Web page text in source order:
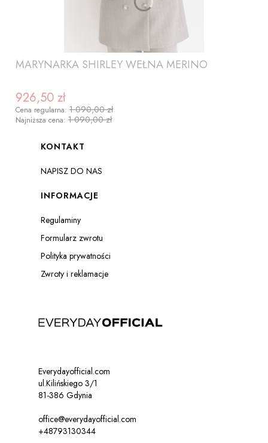
MARYNARKA SHIRLEY WEŁNA MERINO
Cena promocyjna
926,50 zł
Cena regularna: 1 090,00 zł
Najniższa cena: 1 090,00 zł
ZOBACZ PRODUKT
Linki w stopce
KONTAKT
NAPISZ DO NAS
INFORMACJE
Regulaminy
Formularz zwrotu
Polityka prywatności
Zwroty i reklamacje
Everydayofficial.com
ul.Kilińskiego 3/1
81-386 Gdynia
office@everydayofficial.com
+48793130344